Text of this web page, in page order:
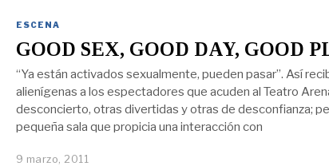
ESCENA
GOOD SEX, GOOD DAY, GOOD
“Ya están activados sexualmente, pueden pasar”. Así
alienígenas a los espectadores que acuden al Teatro
desconcierto, otras divertidas y otras de desconfianza;
pequeña sala que propicia una interacción con
9 marzo, 2011